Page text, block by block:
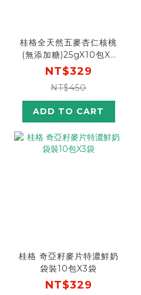
桂格全天然五麥杏仁核桃
(無添加糖)25gX10包X3
袋
NT$329
NT$450
ADD TO CART
桂格 奇亞籽麥片特濃鮮奶
袋裝10包X3袋
NT$329